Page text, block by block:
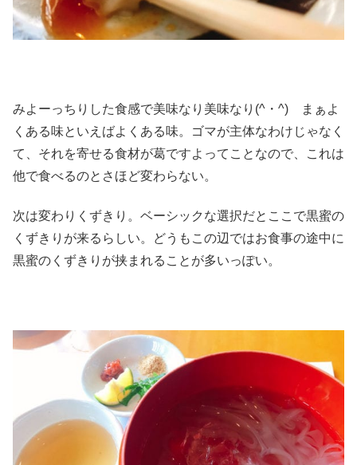
みよーっちりした食感で美味なり美味なり(^・^) まぁよ
くある味といえばよくある味。ゴマが主体なわけじゃなく
て、それを寄せる食材が葛ですよってことなので、これは
他で食べるのとさほど変わらない。
次は変わりくずきり。ベーシックな選択だとここで黒蜜の
くずきりが来るらしい。どうもこの辺ではお食事の途中に
黒蜜のくずきりが挟まれることが多いっぽい。